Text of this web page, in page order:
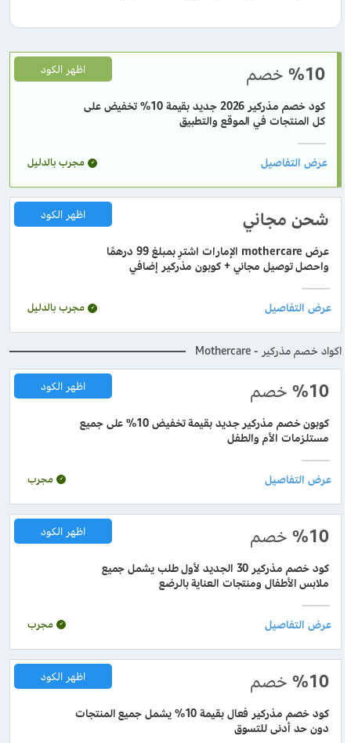
%10 خصم
كود خصم مذركير 2026 جديد بقيمة 10% تخفيض على
كل المنتجات في الموقع والتطبيق
اظهر الكود
مجرب بالدليل
شحن مجاني
عرض mothercare الإمارات اشترِ بمبلغ 99 درهمًا
واحصل توصيل مجاني + كوبون مذركير إضافي
اظهر الكود
مجرب بالدليل
اكواد خصم مذركير - Mothercare
%10 خصم
كوبون خصم مذركير جديد بقيمة تخفيض 10% على جميع
مستلزمات الأم والطفل
اظهر الكود
مجرب
%10 خصم
كود خصم مذركير 30 الجديد لأول طلب يشمل جميع
ملابس الأطفال ومنتجات العناية بالرضع
اظهر الكود
مجرب
%10 خصم
كود خصم مذركير فعال بقيمة 10% يشمل جميع المنتجات
دون حد أدنى للتسوق
اظهر الكود